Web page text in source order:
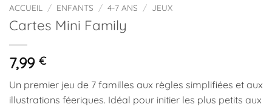
ACCUEIL / ENFANTS / 4-7 ANS / JEUX
Cartes Mini Family
7,99 €
Un premier jeu de 7 familles aux règles simplifiées et aux
illustrations féeriques. Idéal pour initier les plus petits aux